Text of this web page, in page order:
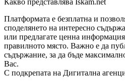
Какво представлява Iskam.net
Платформата е безплатна и
споделянето на интересно
или предлагате ценна информация
правилното място. Важно е да
съдържание, за да бъде
Вас.
С подкрепата на Дигитална